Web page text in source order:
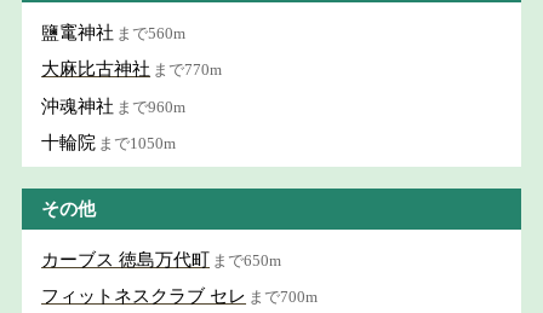
鹽竃神社 まで560m
大麻比古神社 まで770m
沖魂神社 まで960m
十輪院 まで1050m
その他
カーブス 徳島万代町 まで650m
フィットネスクラブ セレ まで700m